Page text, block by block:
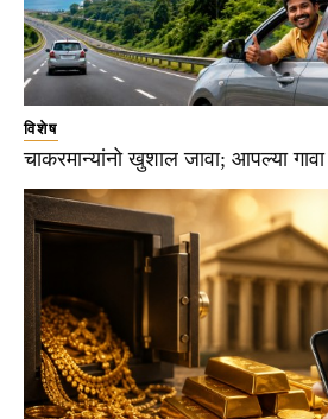
विशेष
चाकरमान्यांनो खुशाल जावा; आपल्या गावा